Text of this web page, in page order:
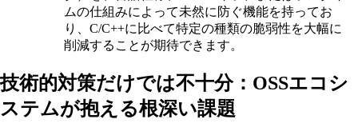
ムの仕組みによって未然に防ぐ機能を持ってお
り、C/C++に比べて特定の種類の脆弱性を大幅に
削減することが期待できます。
技術的対策だけでは不十分：OSSエコシ
ステムが抱える根深い課題